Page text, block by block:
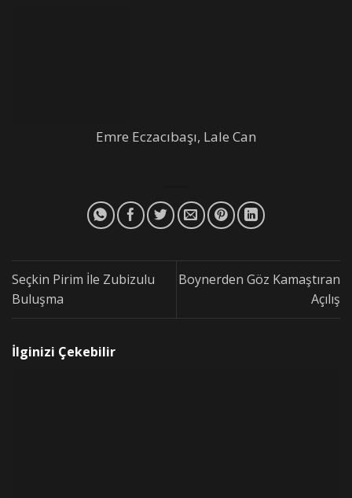
Emre Eczacıbaşı, Lale Can
Seçkin Pirim İle Zubizulu
Buluşma
Boynerden Göz Kamaştıran
Açılış
İlginizi Çekebilir